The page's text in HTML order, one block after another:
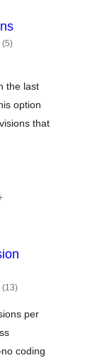
(5個
の)
the last
option
that
(13個
の)
per
coding